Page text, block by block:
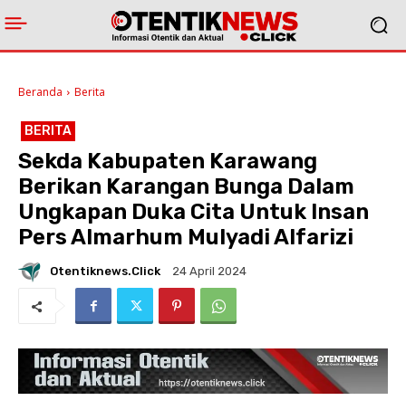
Beranda Berita
BERITA
Sekda Kabupaten Karawang
Berikan Karangan Bunga Dalam
Ungkapan Duka Cita Untuk Insan
Pers Almarhum Mulyadi Alfarizi
Otentiknews.click 24 April 2024